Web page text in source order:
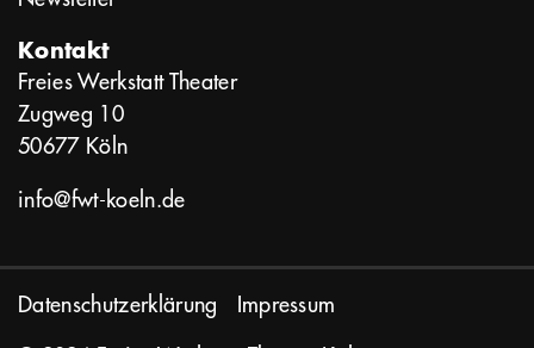
Kontakt
Freies Werkstatt Theater
Zugweg 10
50677 Köln
info@fwt-koeln.de
Datenschutzerklärung
Impressum